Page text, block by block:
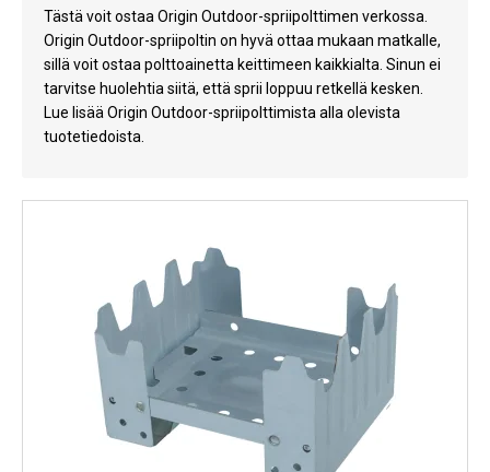
Matkavarusteet
Auto ja peräkärry
Kaasu
Sääasemat
Tästä voit ostaa Origin Outdoor-spriipolttimen verkossa.
Origin Outdoor-spriipoltin on hyvä ottaa mukaan matkalle,
sillä voit ostaa polttoainetta keittimeen kaikkialta. Sinun ei
tarvitse huolehtia siitä, että sprii loppuu retkellä kesken.
Lue lisää Origin Outdoor-spriipolttimista alla olevista
tuotetiedoista.